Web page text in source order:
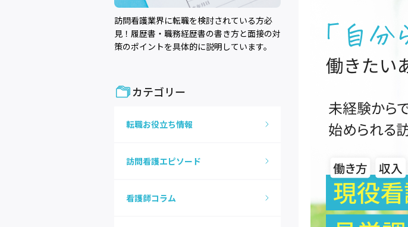
訪問看護業界に転職を検討されている方必
見！履歴書・職務経歴書の書き方と面接の対
策のポイントを具体的に説明しています。
カテゴリー
転職お役立ち情報
訪問看護エピソード
看護師コラム